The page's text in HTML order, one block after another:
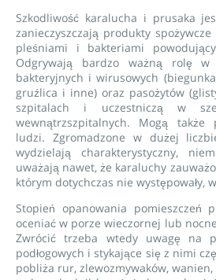
Szkodliwość karalucha i prusaka
zanieczyszczają produkty
pleśniami i bakteriami
Odgrywają bardzo ważną rolę w
bakteryjnych i wirusowych
gruźlica i inne) oraz pasożytów
szpitalach i uczestniczą w
wewnątrzszpitalnych. Mogą także
ludzi. Zgromadzone w dużej
wydzielają charakterystyczny,
uważają nawet, że karaluchy
którym dotychczas nie występowały,
Stopień opanowania pomieszczeń
oceniać w porze wieczornej lub
Zwrócić trzeba wtedy uwagę na
podłogowych i stykające się z nimi
pobliża rur, zlewozmywaków,